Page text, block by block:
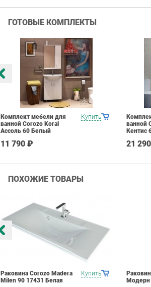
ГОТОВЫЕ КОМПЛЕКТЫ
Купить
Комплект мебели для
ванной Corozo Koral
Ассоль 60 Белый
11 790 ₽
ванной
Кентис
21
ПОХОЖИЕ ТОВАРЫ
Купить
Раковина Corozo Madera
Milen 90 17431 Белая
Модерн